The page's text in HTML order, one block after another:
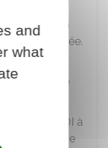
adresse un
indéterminée.
contrat,
la fin de
lié par CDI à
ou à une
and
what